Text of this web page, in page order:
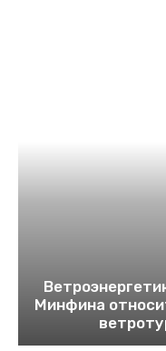
Минфина